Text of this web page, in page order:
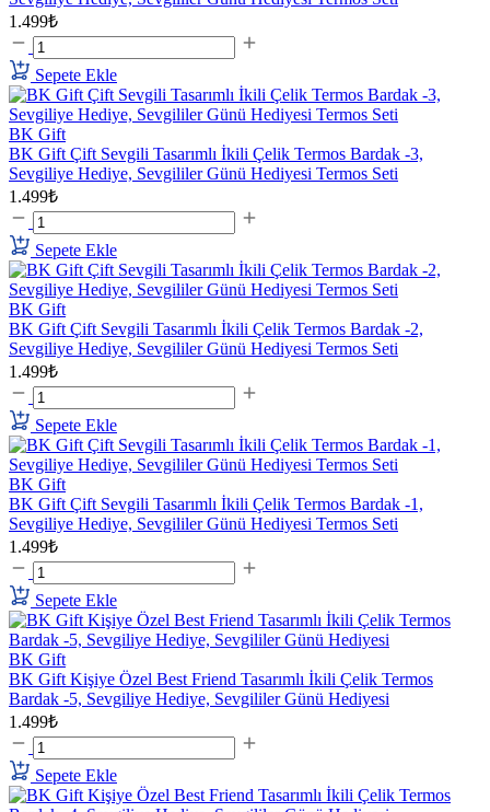
1.499₺
Sepete Ekle
BK Gift
BK Gift Çift Sevgili Tasarımlı İkili Çelik Termos Bardak -3,
Sevgiliye Hediye, Sevgililer Günü Hediyesi Termos Seti
1.499₺
Sepete Ekle
BK Gift
BK Gift Çift Sevgili Tasarımlı İkili Çelik Termos Bardak -2,
Sevgiliye Hediye, Sevgililer Günü Hediyesi Termos Seti
1.499₺
Sepete Ekle
BK Gift
BK Gift Çift Sevgili Tasarımlı İkili Çelik Termos Bardak -1,
Sevgiliye Hediye, Sevgililer Günü Hediyesi Termos Seti
1.499₺
Sepete Ekle
BK Gift
BK Gift Kişiye Özel Best Friend Tasarımlı İkili Çelik Termos
Bardak -5, Sevgiliye Hediye, Sevgililer Günü Hediyesi
1.499₺
Sepete Ekle